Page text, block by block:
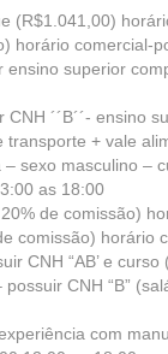
(R$1.041,00)
horário comercial-
superior
´´B´´- ensino
+ vale
sexo masculino –
as 18:00
de comissão)
comissão) horário
CNH “AB’ e
CNH “B”
com